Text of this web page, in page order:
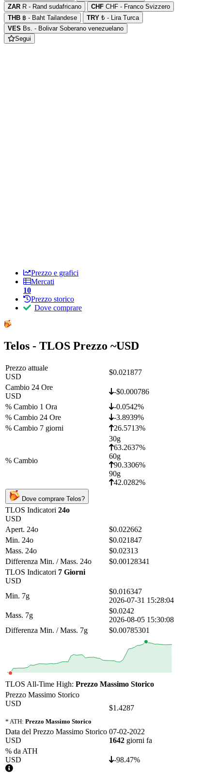
ZAR R - Rand sudafricano CHF CHF - Franco Svizzero
THB ฿ - Baht Tailandese TRY ₺ - Lira Turca
VES Bs. - Bolivar Soberano venezuelano
Segui
Prezzo e grafici
Mercati
10
Prezzo storico
Dove comprare
Telos - TLOS Prezzo ~USD
Prezzo attuale
USD
$0.021877
Cambio 24 Ore
USD
-$0.000786
% Cambio 1 Ora
-0.0542%
% Cambio 24 Ore
-3.8939%
% Cambio 7 giorni
26.5713%
% Cambio
30g
63.2637%
60g
90.3306%
90g
42.0282%
Dove comprare Telos?
TLOS Indicatori 24o
USD
Apert. 24o
$0.022662
Min. 24o
$0.021847
Mass. 24o
$0.02313
Differenza Min. / Mass. 24o
$0.00128341
TLOS Indicatori 7 Giorni
USD
Min. 7g
$0.016347
2026-07-31 15:28:04
Mass. 7g
$0.0242
2026-08-05 15:30:08
Differenza Min. / Mass. 7g
$0.00785301
TLOS All-Time High: Prezzo Massimo Storico
Prezzo Massimo Storico
USD
* ATH: Prezzo Massimo Storico
$1.4287
Data del Prezzo Massimo Storico
USD
07-02-2022
1642 giorni fa
% da ATH
USD
-98.47%